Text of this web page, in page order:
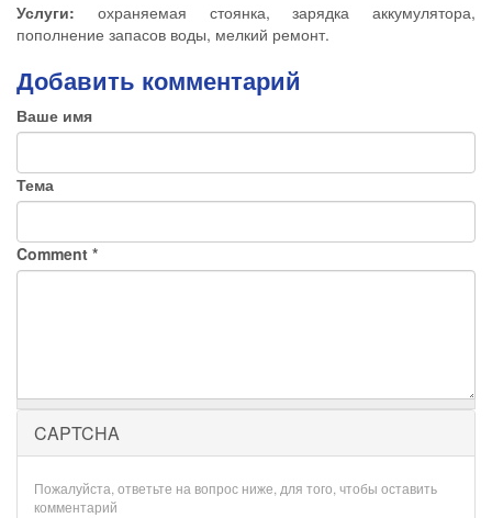
Услуги: охраняемая стоянка, зарядка аккумулятора,
пополнение запасов воды, мелкий ремонт.
Добавить комментарий
Ваше имя
Тема
Comment *
CAPTCHA
Пожалуйста, ответьте на вопрос ниже, для того, чтобы оставить
комментарий